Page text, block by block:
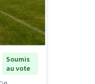
Soumis
au vote